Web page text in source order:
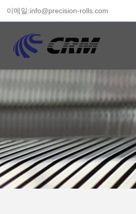
이메일:info@precision-rolls.com